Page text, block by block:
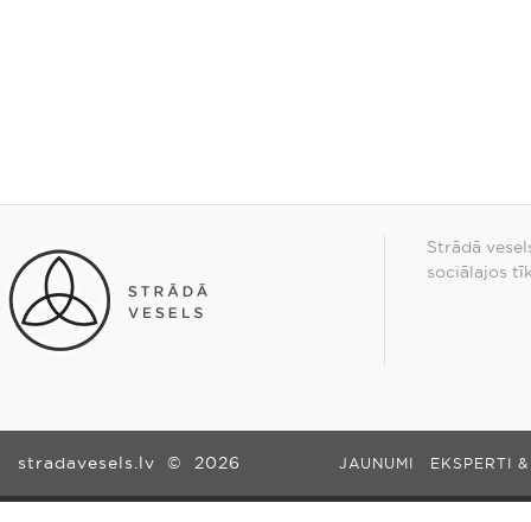
Strādā
sociālajos
stradavesels.lv © 2026 JAUNUMI EKSPERTI